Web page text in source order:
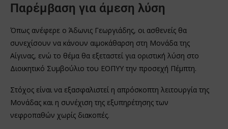
Παρέμβαση για άμεση λύση
Όπως ανέφερε ο Άδωνις Γεωργιάδης, οι ασθενείς θα
συνεχίσουν να κάνουν αιμοκάθαρση στη Μονάδα της
Αίγινας, ενώ το θέμα θα εξεταστεί για οριστική λύση στο
Διοικητικό Συμβούλιο του ΕΟΠΥΥ την προσεχή Πέμπτη.
Στόχος είναι να εξασφαλιστεί η απρόσκοπτη λειτουργία της
Μονάδας και η συνέχιση της εξυπηρέτησης των
νεφροπαθών χωρίς διακοπές.